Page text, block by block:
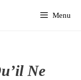
Menu
Ne